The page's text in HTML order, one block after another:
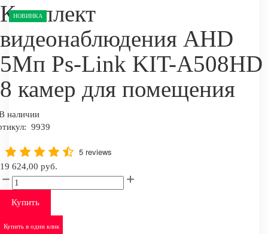
НОВИНКА
Комплект
видеонаблюдения AHD
5Мп Ps-Link KIT-A508HD
8 камер для помещения
наличии
9939
5 reviews
19 624,00 руб.
Купить
Купить в один клик